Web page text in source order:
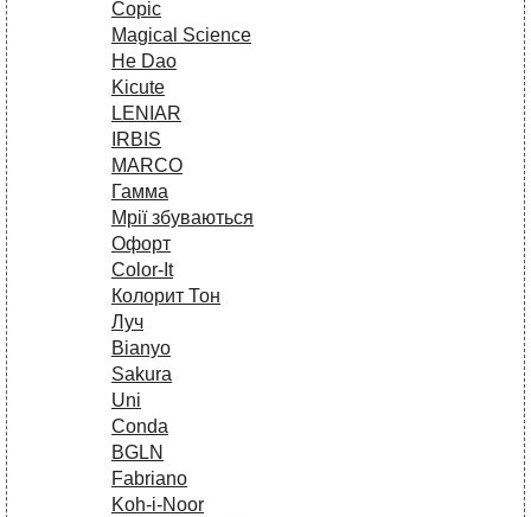
Copic
Magical Science
He Dao
Kicute
LENIAR
IRBIS
MARCO
Гамма
Мрії збуваються
Офорт
Сolor-It
Колорит Тон
Луч
Bianyo
Sakura
Uni
Conda
BGLN
Fabriano
Koh-i-Noor